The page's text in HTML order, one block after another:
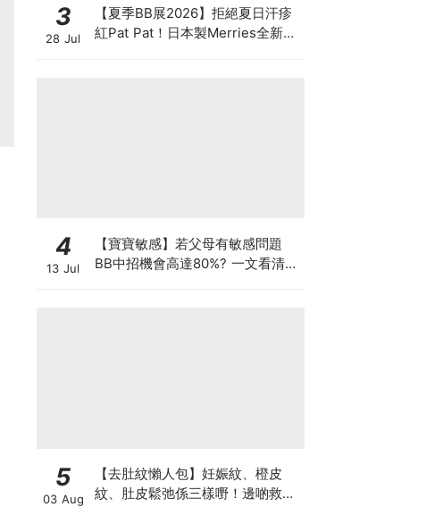
3
28 Jul
【夏季BB展2026】拒絕夏日汗疹
紅Pat Pat！日本製Merries全新超
4
13 Jul
【寶寶敏感】若父母有敏感問題
BB中招機會高達80%? 一文看清預
5
03 Aug
【去肚紋懶人包】妊娠紋、橙皮
紋、肚皮鬆弛係三樣嘢！邊啲救得